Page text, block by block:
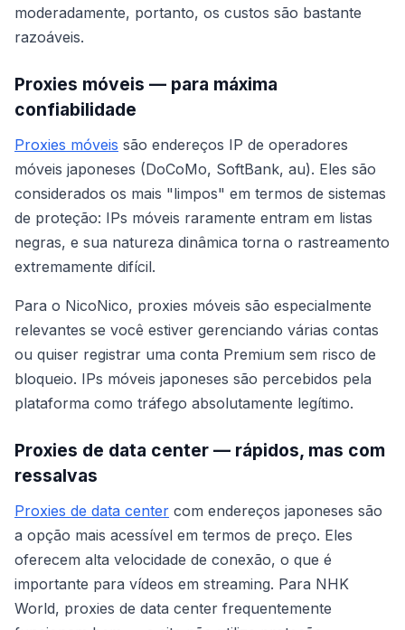
moderadamente, portanto, os custos são bastante
razoáveis.
Proxies móveis — para máxima
confiabilidade
Proxies móveis são endereços IP de operadores
móveis japoneses (DoCoMo, SoftBank, au). Eles são
considerados os mais "limpos" em termos de sistemas
de proteção: IPs móveis raramente entram em listas
negras, e sua natureza dinâmica torna o rastreamento
extremamente difícil.
Para o NicoNico, proxies móveis são especialmente
relevantes se você estiver gerenciando várias contas
ou quiser registrar uma conta Premium sem risco de
bloqueio. IPs móveis japoneses são percebidos pela
plataforma como tráfego absolutamente legítimo.
Proxies de data center — rápidos, mas com
ressalvas
Proxies de data center com endereços japoneses são
a opção mais acessível em termos de preço. Eles
oferecem alta velocidade de conexão, o que é
importante para vídeos em streaming. Para NHK
World, proxies de data center frequentemente